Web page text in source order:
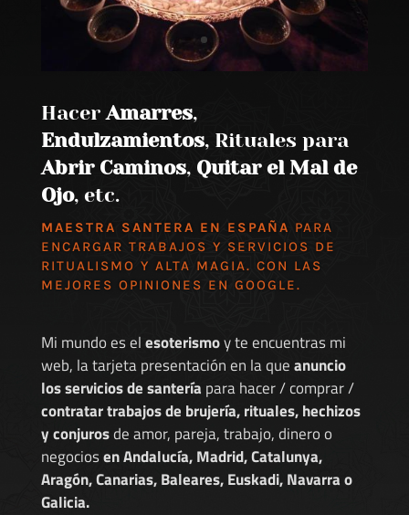
Hacer Amarres,
Endulzamientos, Rituales para
Abrir Caminos, Quitar el Mal de
Ojo, etc.
MAESTRA SANTERA EN ESPAÑA PARA
ENCARGAR TRABAJOS Y SERVICIOS DE
RITUALISMO Y ALTA MAGIA. CON LAS
MEJORES OPINIONES EN GOOGLE.
Mi mundo es elesoterismoy te encuentras mi
web, la tarjeta presentación en la queanuncio
los servicios de santería para hacer / comprar /
contratar trabajos de brujería, rituales, hechizos
y conjurosde amor, pareja, trabajo, dinero o
negociosen Andalucía, Madrid, Catalunya,
Aragón, Canarias, Baleares, Euskadi, Navarra o
Galicia.